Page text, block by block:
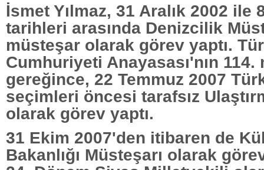
İsmet Yılmaz, 31 Aralık 2002 ile
tarihleri arasında Denizcilik
müsteşar olarak görev yaptı.
Cumhuriyeti Anayasası'nın 114.
gereğince, 22 Temmuz 2007
seçimleri öncesi tarafsız
olarak görev yaptı.
31 Ekim 2007'den itibaren de
Bakanlığı Müsteşarı olarak